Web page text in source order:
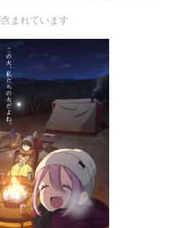
まれています